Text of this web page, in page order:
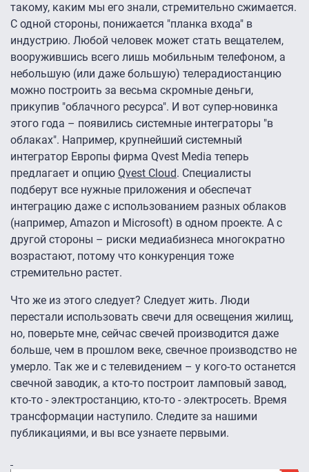
такому, каким мы его знали, стремительно сжимается.
С одной стороны, понижается "планка входа" в
индустрию. Любой человек может стать вещателем,
вооружившись всего лишь мобильным телефоном, а
небольшую (или даже большую) телерадиостанцию
можно построить за весьма скромные деньги,
прикупив "облачного ресурса". И вот супер-новинка
этого года – появились системные интеграторы "в
облаках". Например, крупнейший системный
интегратор Европы фирма Qvest Media теперь
предлагает и опцию Qvest Cloud. Специалисты
подберут все нужные приложения и обеспечат
интеграцию даже с использованием разных облаков
(например, Amazon и Microsoft) в одном проекте. А с
другой стороны – риски медиабизнеса многократно
возрастают, потому что конкуренция тоже
стремительно растет.
Что же из этого следует? Следует жить. Люди
перестали использовать свечи для освещения жилищ,
но, поверьте мне, сейчас свечей производится даже
больше, чем в прошлом веке, свечное производство не
умерло. Так же и с телевидением – у кого-то останется
свечной заводик, а кто-то построит ламповый завод,
кто-то - электростанцию, кто-то - электросеть. Время
трансформации наступило. Следите за нашими
публикациями, и вы все узнаете первыми.